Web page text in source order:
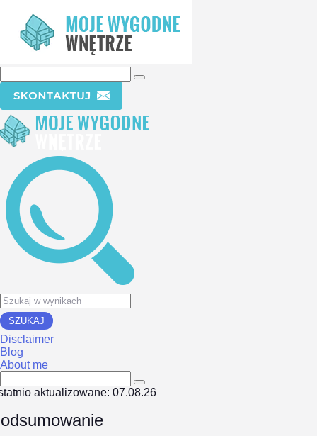
SZUKAJ
Disclaimer
Blog
About me
aktualizowane: 07.08.26